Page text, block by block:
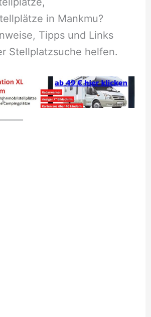
in Mankmu?
Tipps und Links
Stellplatzsuche helfen.